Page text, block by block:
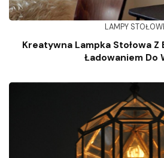
LAMPY
Kreatywna Lampka Stołowa
Ładowaniem Do